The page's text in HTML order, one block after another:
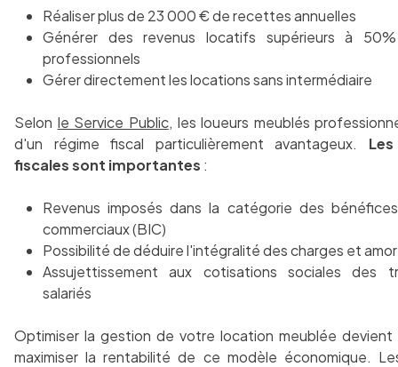
Réaliser plus de 23 000 € de recettes annuelles
Générer des revenus locatifs supérieurs à
professionnels
Gérer directement les locations sans intermédiaire
Selon le Service Public, les loueurs meublés
d'un régime fiscal particulièrement avantageux.
fiscales sont importantes :
Revenus imposés dans la catégorie des
commerciaux (BIC)
Possibilité de déduire l'intégralité des charges et
Assujettissement aux cotisations sociales des
salariés
Optimiser la gestion de votre location meublée devient
maximiser la rentabilité de ce modèle économique.